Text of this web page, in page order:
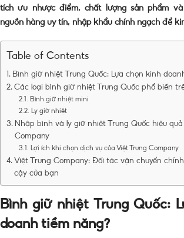
tích ưu nhược điểm, chất lượng sản phẩm
nguồn hàng uy tín, nhập khẩu chính ngạch để
Table of Contents
Bình giữ nhiệt Trung Quốc: Lựa chọn kinh
Các loại bình giữ nhiệt Trung Quốc phổ biến
Bình giữ nhiệt mini
Ly giữ nhiệt
Nhập bình và ly giữ nhiệt Trung Quốc hiệu quả
Company
Lợi ích khi chọn dịch vụ của Việt Trung Company
Việt Trung Company: Đối tác vận chuyển
cậy của bạn
Bình giữ nhiệt Trung Quốc:
doanh tiềm năng?